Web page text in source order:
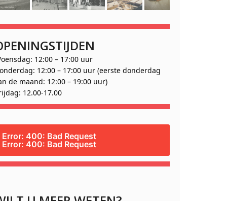
12:00 – 17:00 uur
12:00 – 17:00 uur (eerste donderdag
de maand: 12:00 – 19:00 uur)
12.00-17.00
Error: 400: Bad Request
Error: 400: Bad Request